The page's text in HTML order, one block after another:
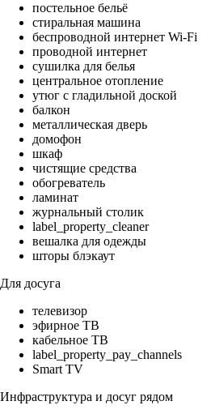
постельное бельё
стиральная машина
беспроводной интернет Wi-Fi
проводной интернет
сушилка для белья
центральное отопление
утюг с гладильной доской
балкон
металлическая дверь
домофон
шкаф
чистящие средства
обогреватель
ламинат
журнальный столик
label_property_cleaner
вешалка для одежды
шторы блэкаут
Для досуга
телевизор
эфирное ТВ
кабельное ТВ
label_property_pay_channels
Smart TV
Инфраструктура и досуг рядом